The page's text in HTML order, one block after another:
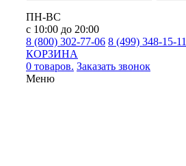
ПН-ВС
с 10:00 до 20:00
8 (800) 302-77-06 8 (499) 348-15-11
КОРЗИНА
0 товаров. Заказать звонок
Меню